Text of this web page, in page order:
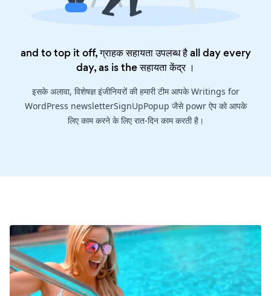
and to top it off, ग्राहक सहायता उपलब्ध है all day every
day, as is theसहायता केंद्र।
इसके अलावा, विशेषज्ञ इंजीनियरों की हमारी टीम आपके Writings for
WordPress newsletterSignUpPopup जैसे powr ऐप को आपके
लिए काम करने के लिए रात-दिन काम करती है।